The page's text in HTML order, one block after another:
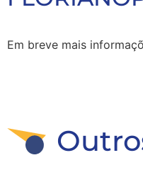
Em breve mais